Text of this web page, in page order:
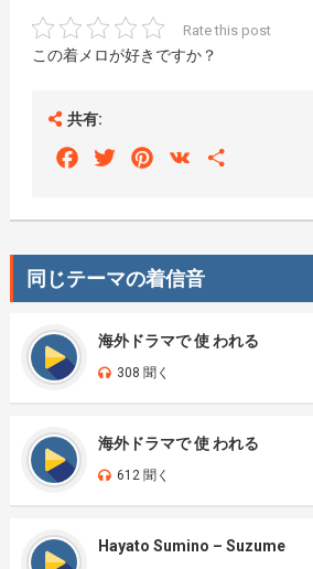
Rate this post
この着メロが好きですか？
共有:
FacebookTwitterPinterest
VK
同じテーマの着信音
海外ドラマで 使 われる
308 聞く
海外ドラマで 使 われる
612 聞く
Hayato Sumino – Suzume